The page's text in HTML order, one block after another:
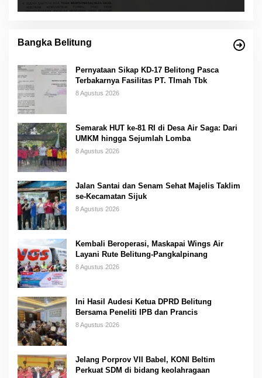
Bangka Belitung
Pernyataan Sikap KD-17 Belitong Pasca
Terbakarnya Fasilitas PT. TImah Tbk
8 Agustus 2026
Semarak HUT ke-81 RI di Desa Air Saga: Dari
UMKM hingga Sejumlah Lomba
8 Agustus 2026
Jalan Santai dan Senam Sehat Majelis Taklim
se-Kecamatan Sijuk
8 Agustus 2026
Kembali Beroperasi, Maskapai Wings Air
Layani Rute Belitung-Pangkalpinang
8 Agustus 2026
Ini Hasil Audesi Ketua DPRD Belitung
Bersama Peneliti IPB dan Prancis
8 Agustus 2026
Jelang Porprov VII Babel, KONI Beltim
Perkuat SDM di bidang keolahragaan